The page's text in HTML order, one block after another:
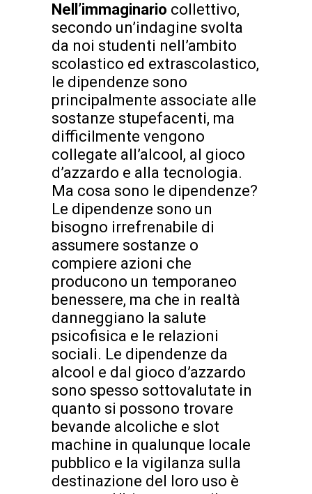
Nell’immaginario collettivo,
secondo un’indagine svolta
da noi studenti nell’ambito
scolastico ed extrascolastico,
le dipendenze sono
principalmente associate alle
sostanze stupefacenti, ma
difficilmente vengono
collegate all’alcool, al gioco
d’azzardo e alla tecnologia.
Ma cosa sono le dipendenze?
Le dipendenze sono un
bisogno irrefrenabile di
assumere sostanze o
compiere azioni che
producono un temporaneo
benessere, ma che in realtà
danneggiano la salute
psicofisica e le relazioni
sociali. Le dipendenze da
alcool e dal gioco d’azzardo
sono spesso sottovalutate in
quanto si possono trovare
bevande alcoliche e slot
machine in qualunque locale
pubblico e la vigilanza sulla
destinazione del loro uso è